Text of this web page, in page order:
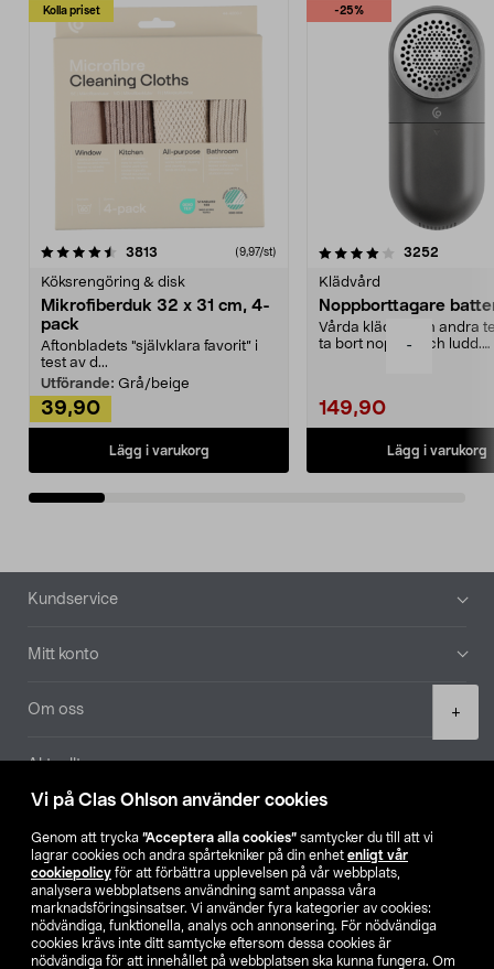
Vi på Clas Ohlson använder cookies
Genom att trycka ”Acceptera alla cookies” samtycker du till att vi
lagrar cookies och andra spårtekniker på din enhet enligt vår
cookiepolicy för att förbättra upplevelsen på vår webbplats,
analysera webbplatsens användning samt anpassa våra
marknadsföringsinsatser. Vi använder fyra kategorier av cookies:
nödvändiga, funktionella, analys och annonsering. För nödvändiga
cookies krävs inte ditt samtycke eftersom dessa cookies är
nödvändiga för att innehållet på webbplatsen ska kunna fungera. Om
-
+
Kolla priset
3813 (9,97/st)
Köksrengöring & disk
Mikrofiberduk 32 x 31 cm, 4-
pack
Aftonbladets "självklara favorit” i
test av d...
Utförande: Grå/beige
39,90
Lägg i varukorg
-25%
4.0av 5 stjärnor 3252
Klädvård
Noppborttagare
Vårda kläder och andra
ta bort noppor och ludd.
149,90
Lägg i varukorg
4.5av 5 stjärnor
Sidfot
Kundservice
Mitt konto
Om oss
Aktuellt
Hitta butik
SE NO FI